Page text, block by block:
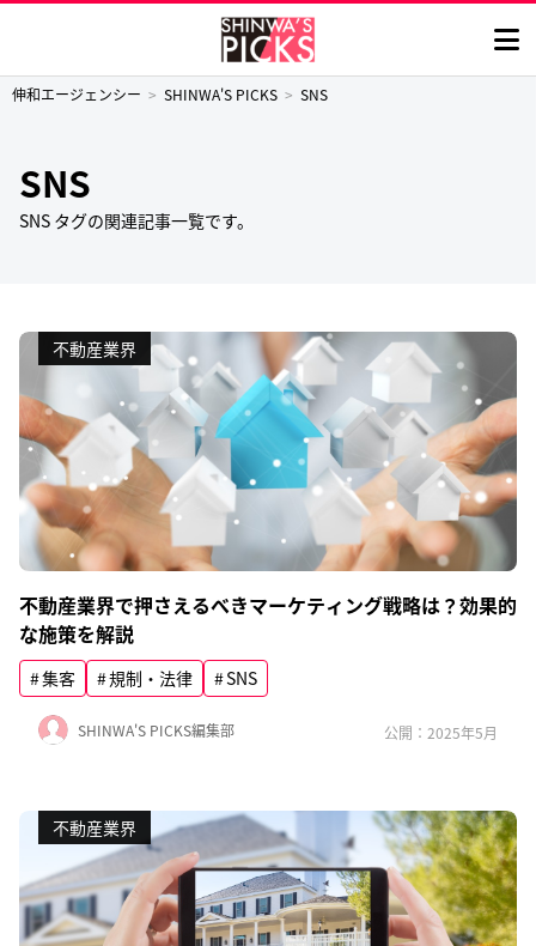
伸和エージェンシー SHINWA'S PICKS SNS
SNS
SNS タグの関連記事一覧です。
不動産業界
不動産業界で押さえるべきマーケティング戦略は？効果的
な施策を解説
集客 規制・法律 SNS
SHINWA'S PICKS編集部 公開：2025年5月
不動産業界